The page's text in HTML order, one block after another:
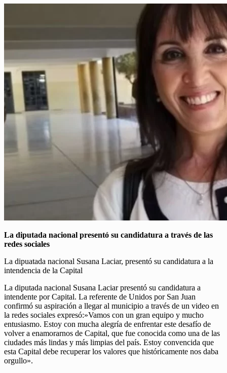
La diputada nacional presentó su candidatura a través de las
redes sociales
La dipuatada nacional Susana Laciar, presentó su candidatura a la
intendencia de la Capital
La diputada nacional Susana Laciar presentó su candidatura a
intendente por Capital. La referente de Unidos por San Juan
confirmó su aspiración a llegar al municipio a través de un video en
la redes sociales expresó:»Vamos con un gran equipo y mucho
entusiasmo. Estoy con mucha alegría de enfrentar este desafío de
volver a enamorarnos de Capital, que fue conocida como una de las
ciudades más lindas y más limpias del país. Estoy convencida que
esta Capital debe recuperar los valores que históricamente nos daba
orgullo».